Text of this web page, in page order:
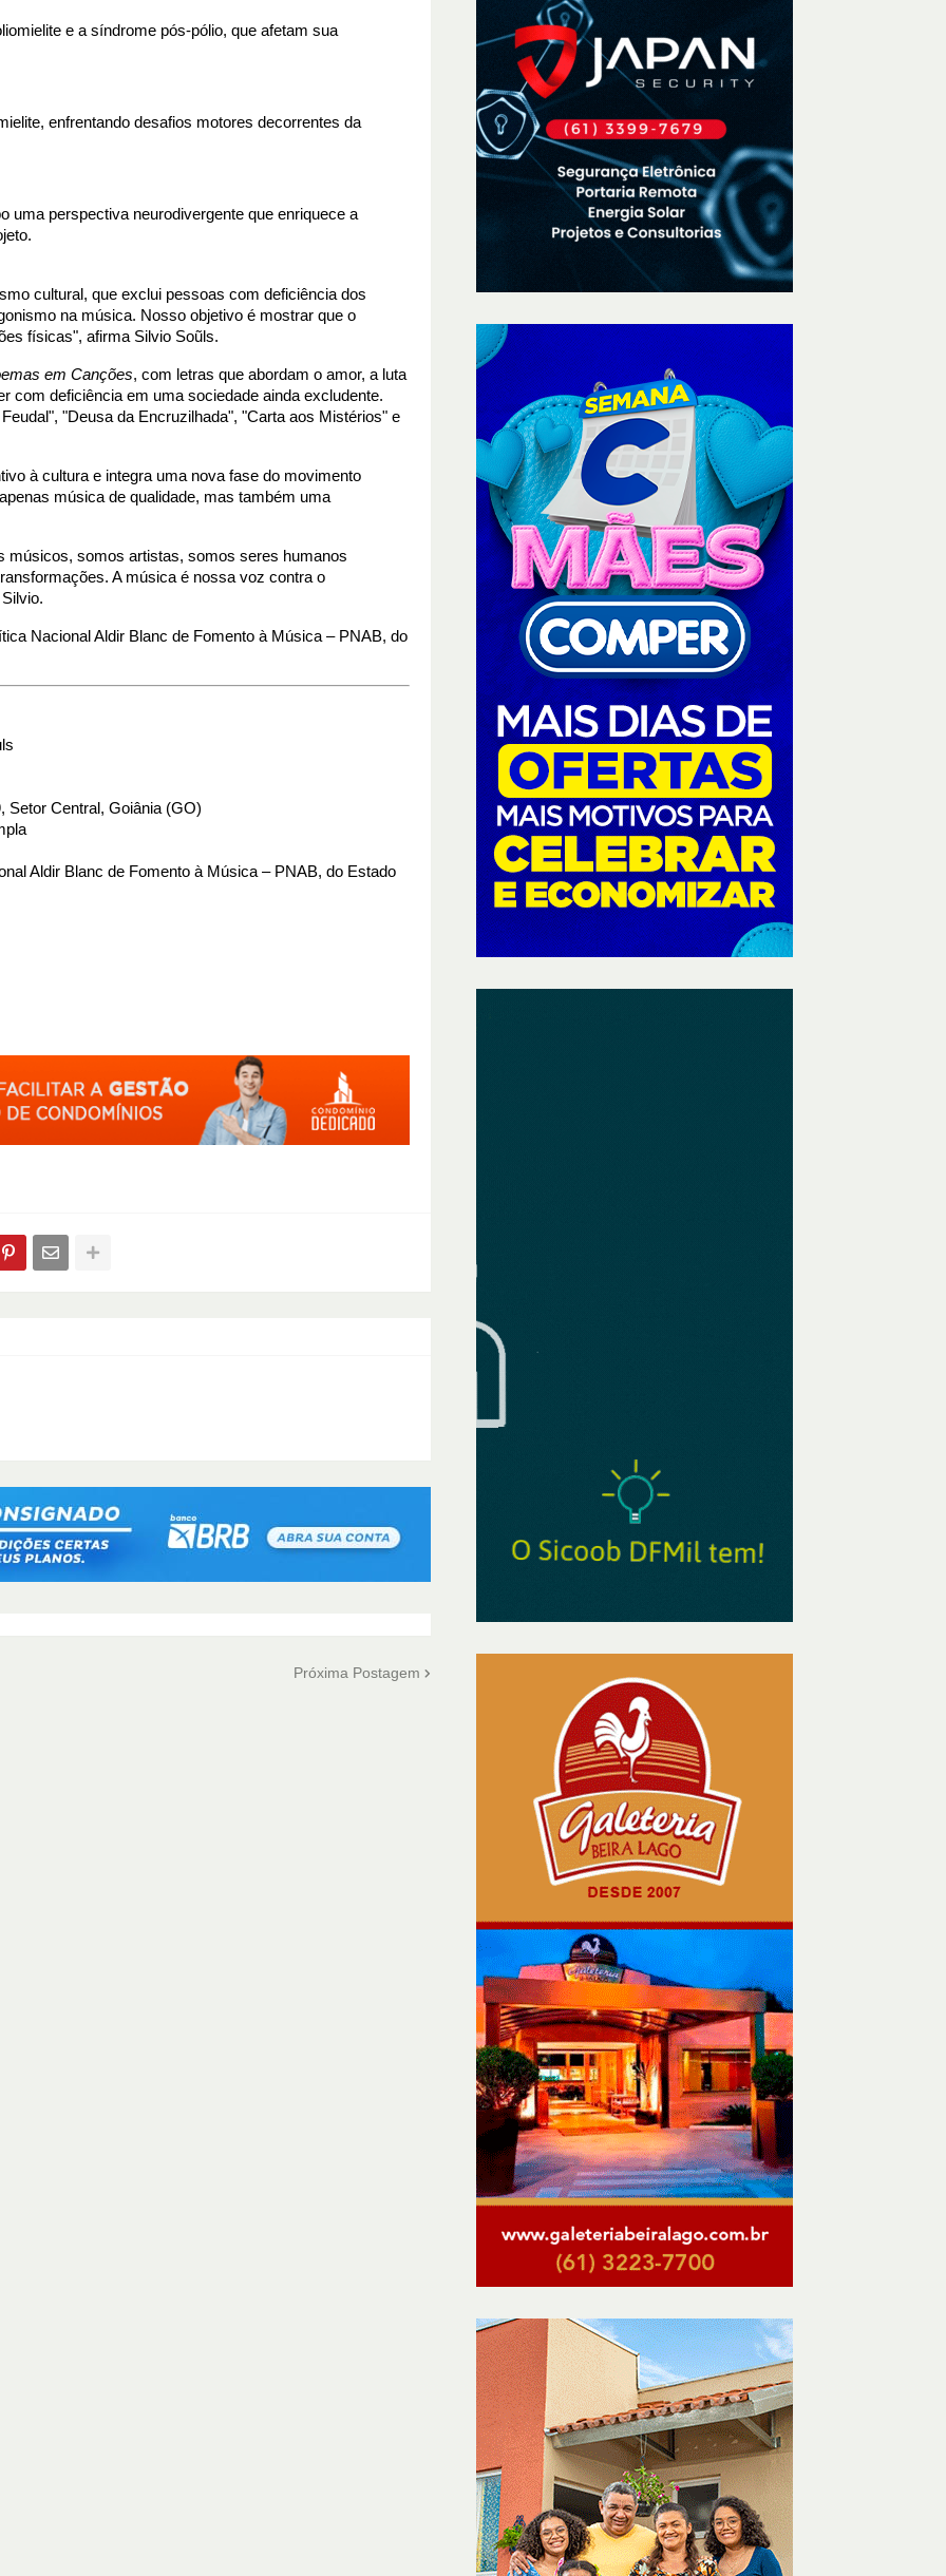
e a síndrome pós-pólio, que afetam sua
enfrentando desafios motores decorrentes da
uma perspectiva neurodivergente que enriquece a
cultural, que exclui pessoas com deficiência dos
na música. Nosso objetivo é mostrar que o
físicas", afirma Silvio Soũls.
em Canções, com letras que abordam o amor, a luta
com deficiência em uma sociedade ainda excludente.
"Deusa da Encruzilhada", "Carta aos Mistérios" e
à cultura e integra uma nova fase do movimento
música de qualidade, mas também uma
músicos, somos artistas, somos seres humanos
A música é nossa voz contra o
Nacional Aldir Blanc de Fomento à Música – PNAB, do
Setor Central, Goiânia (GO)
Aldir Blanc de Fomento à Música – PNAB, do Estado
Próxima Postagem